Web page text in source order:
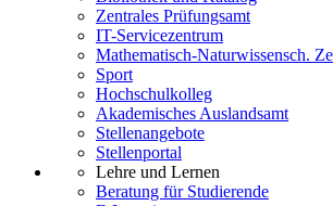
Zentrales Prüfungsamt
IT-Servicezentrum
Mathematisch-Naturwissensch.
Sport
Hochschulkolleg
Akademisches Auslandsamt
Stellenangebote
Stellenportal
Lehre und Lernen
Beratung für Studierende